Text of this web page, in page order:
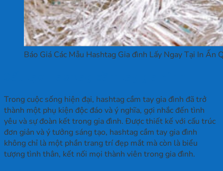
Báo Giá Các Mẫu Hashtag Gia đình Lấy Ngay Tại In Ấn
Trong cuộc sống hiện đại, hashtag cầm tay gia đình đã trở
thành một phụ kiện độc đáo và ý nghĩa, gợi nhắc đến tình
yêu và sự đoàn kết trong gia đình. Được thiết kế với cấu trúc
đơn giản và ý tưởng sáng tạo, hashtag cầm tay gia đình
không chỉ là một phần trang trí đẹp mắt mà còn là biểu
tượng tình thân, kết nối mọi thành viên trong gia đình.